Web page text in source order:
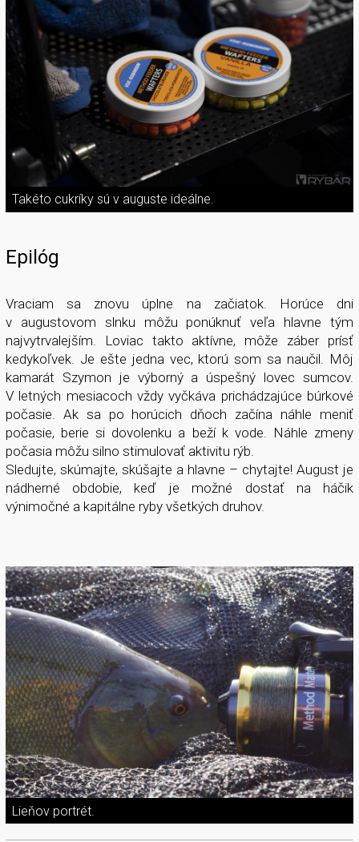
Takéto cukríky sú v auguste ideálne.
Epilóg
Vraciam sa znovu úplne na začiatok. Horúce dni
v augustovom slnku môžu ponúknuť veľa hlavne tým
najvytrvalejším. Loviac takto aktívne, môže záber prísť
kedykoľvek. Je ešte jedna vec, ktorú som sa naučil. Môj
kamarát Szymon je výborný a úspešný lovec sumcov.
V letných mesiacoch vždy vyčkáva prichádzajúce búrkové
počasie. Ak sa po horúcich dňoch začína náhle meniť
počasie, berie si dovolenku a beží k vode. Náhle zmeny
počasia môžu silno stimulovať aktivitu rýb.
Sledujte, skúmajte, skúšajte a hlavne – chytajte! August je
nádherné obdobie, keď je možné dostať na háčik
výnimočné a kapitálne ryby všetkých druhov.
Lieňov portrét.